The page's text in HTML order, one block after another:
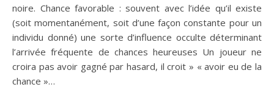
noire. Chance favorable : souvent avec l’idée qu’il existe
(soit momentanément, soit d’une façon constante pour un
individu donné) une sorte d’influence occulte déterminant
l’arrivée fréquente de chances heureuses Un joueur ne
croira pas avoir gagné par hasard, il croit » « avoir eu de la
chance »…